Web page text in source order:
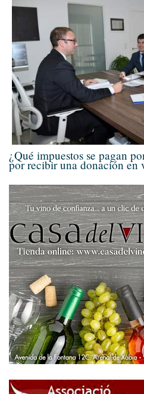
¿Qué impuestos se pagan
por recibir una donación en